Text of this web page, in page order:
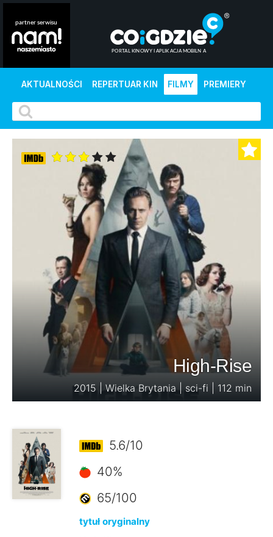
AKTUALNOŚCI REPERTUAR KIN FILMY PREMIERY
High-Rise
2015 | Wielka Brytania | sci-fi | 112 min
5.6/10
40%
65/100
tytuł oryginalny